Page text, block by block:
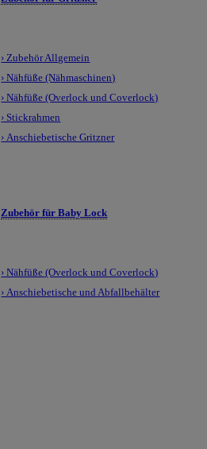
› Zubehör Allgemein
› Nähfüße (Nähmaschinen)
› Nähfüße (Overlock und Coverlock)
› Stickrahmen
› Anschiebetische Gritzner
Zubehör für Baby Lock
› Nähfüße (Overlock und Coverlock)
› Anschiebetische und Abfallbehälter